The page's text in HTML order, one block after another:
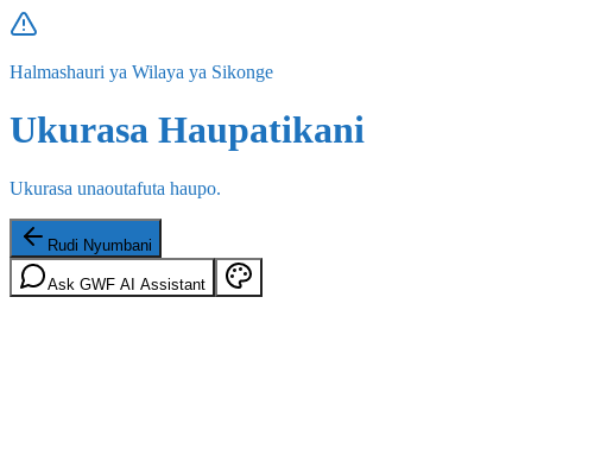
Halmashauri ya Wilaya ya Sikonge
Ukurasa Haupatikani
Ukurasa unaoutafuta haupo.
Rudi Nyumbani
Ask GWF AI Assistant